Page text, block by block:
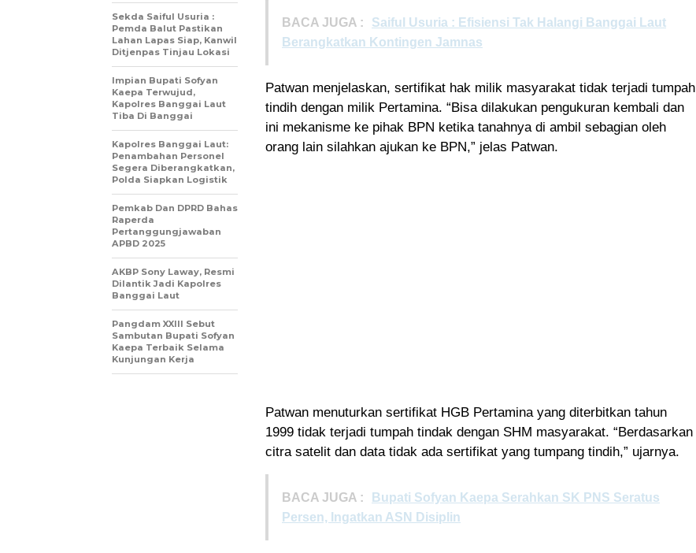
BACA JUGA :
Saiful Usuria : Efisiensi Tak Halangi Banggai Laut
Berangkatkan Kontingen Jamnas
Patwan menjelaskan, sertifikat hak milik masyarakat tidak terjadi tumpah
tindih dengan milik Pertamina. “Bisa dilakukan pengukuran kembali dan
ini mekanisme ke pihak BPN ketika tanahnya di ambil sebagian oleh
orang lain silahkan ajukan ke BPN,” jelas Patwan.
Patwan menuturkan sertifikat HGB Pertamina yang diterbitkan tahun
1999 tidak terjadi tumpah tindak dengan SHM masyarakat. “Berdasarkan
citra satelit dan data tidak ada sertifikat yang tumpang tindih,” ujarnya.
BACA JUGA :
Bupati Sofyan Kaepa Serahkan SK PNS Seratus
Persen, Ingatkan ASN Disiplin
Sekda Saiful Usuria :
Pemda Balut Pastikan
Lahan Lapas Siap, Kanwil
Ditjenpas Tinjau Lokasi
Impian Bupati Sofyan
Kaepa Terwujud,
Kapolres Banggai Laut
Tiba Di Banggai
Kapolres Banggai Laut:
Penambahan Personel
Segera Diberangkatkan,
Polda Siapkan Logistik
Pemkab Dan DPRD Bahas
Raperda
Pertanggungjawaban
APBD 2025
AKBP Sony Laway, Resmi
Dilantik Jadi Kapolres
Banggai Laut
Pangdam XXIII Sebut
Sambutan Bupati Sofyan
Kaepa Terbaik Selama
Kunjungan Kerja